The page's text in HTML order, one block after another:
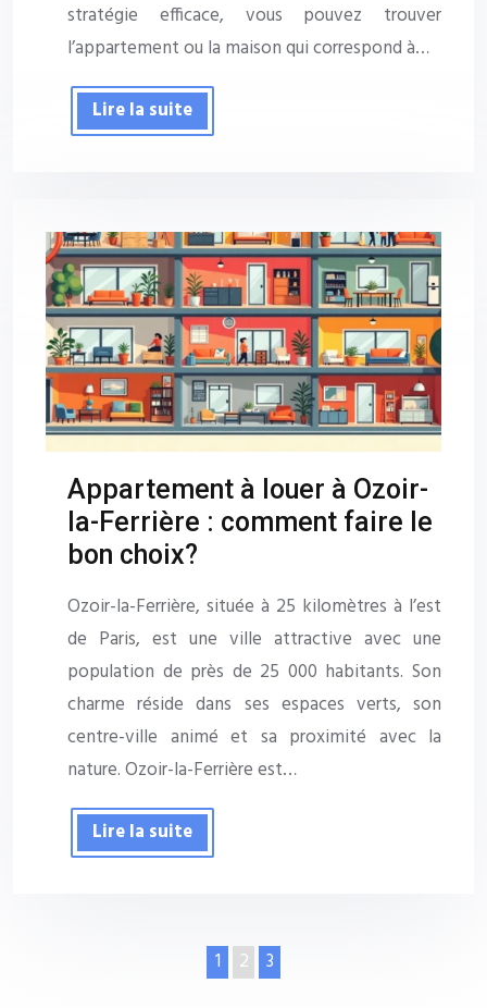
stratégie efficace, vous pouvez trouver
l’appartement ou la maison qui correspond à…
Lire la suite
Appartement à louer à Ozoir-
la-Ferrière : comment faire le
bon choix?
Ozoir-la-Ferrière, située à 25 kilomètres à l’est
de Paris, est une ville attractive avec une
population de près de 25 000 habitants. Son
charme réside dans ses espaces verts, son
centre-ville animé et sa proximité avec la
nature. Ozoir-la-Ferrière est…
Lire la suite
1 2 3